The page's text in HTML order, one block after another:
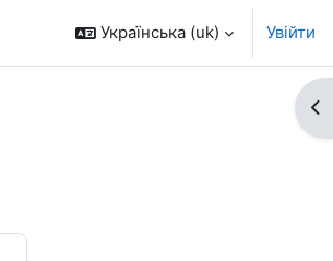
Українська ‎(uk)‎ Увійти